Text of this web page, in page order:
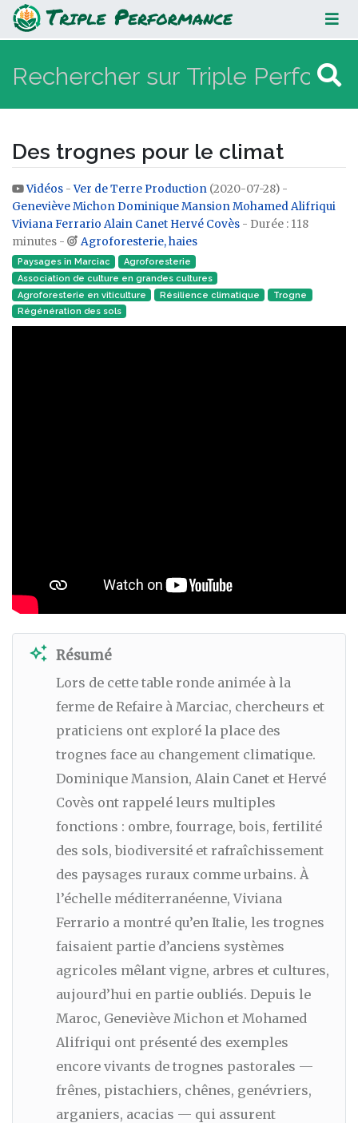
Des trognes pour le climat
Des trognes pour le climat
Aller à :navigation,rechercher
Vidéos -Ver de Terre Production (2020-07-28) -
Geneviève MichonDominique MansionMohamed Alifriqui
Viviana Ferrario Alain Canet Hervé Covès - Durée : 118
minutes -
Agroforesterie, haies
Paysages in Marciac
Agroforesterie
Association de culture en grandes cultures
Agroforesterie en viticulture
Résilience climatique
Trogne
Régénération des sols
auto_awesome Résumé
Lors de cette table ronde animée à la
ferme de Refaire à Marciac, chercheurs et
praticiens ont exploré la place des
trognes face au changement climatique.
Dominique Mansion, Alain Canet et Hervé
Covès ont rappelé leurs multiples
fonctions : ombre, fourrage, bois, fertilité
des sols, biodiversité et rafraîchissement
des paysages ruraux comme urbains. À
l’échelle méditerranéenne, Viviana
Ferrario a montré qu’en Italie, les trognes
faisaient partie d’anciens systèmes
agricoles mêlant vigne, arbres et cultures,
aujourd’hui en partie oubliés. Depuis le
Maroc, Geneviève Michon et Mohamed
Alifriqui ont présenté des exemples
encore vivants de trognes pastorales —
frênes, pistachiers, chênes, genévriers,
arganiers, acacias — qui assurent